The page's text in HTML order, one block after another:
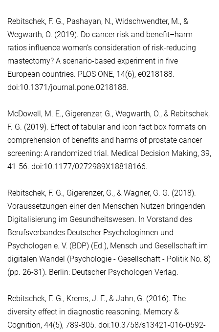
Rebitschek, F. G., Pashayan, N., Widschwendter, M., &
Wegwarth, O. (2019). Do cancer risk and benefit–harm
ratios influence women’s consideration of risk-reducing
mastectomy? A scenario-based experiment in five
European countries. PLOS ONE, 14(6), e0218188.
doi:10.1371/journal.pone.0218188.
McDowell, M. E., Gigerenzer, G., Wegwarth, O., & Rebitschek,
F. G. (2019). Effect of tabular and icon fact box formats on
comprehension of benefits and harms of prostate cancer
screening: A randomized trial. Medical Decision Making, 39,
41-56. doi:10.1177/0272989X18818166.
Rebitschek, F. G., Gigerenzer, G., & Wagner, G. G. (2018).
Voraussetzungen einer den Menschen Nutzen bringenden
Digitalisierung im Gesundheitswesen. In Vorstand des
Berufsverbandes Deutscher Psychologinnen und
Psychologen e. V. (BDP) (Ed.), Mensch und Gesellschaft im
digitalen Wandel (Psychologie - Gesellschaft - Politik No. 8)
(pp. 26-31). Berlin: Deutscher Psychologen Verlag.
Rebitschek, F. G., Krems, J. F., & Jahn, G. (2016). The
diversity effect in diagnostic reasoning. Memory &
Cognition, 44(5), 789-805. doi:10.3758/s13421-016-0592-